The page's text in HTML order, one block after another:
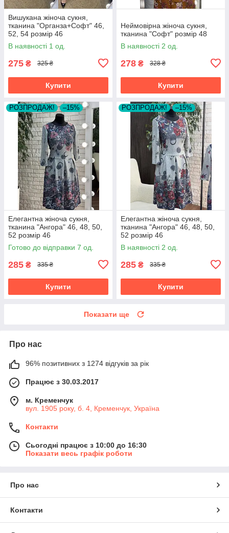
Вишукана жіноча сукня,
тканина "Органза+Софт" 46,
52, 54 розмір 46
В наявності 1 од.
275 ₴ 325 ₴
Купити
Неймовірна жіноча сукня,
тканина "Софт" розмір 48
В наявності 2 од.
278 ₴ 328 ₴
Купити
РОЗПРОДАЖ! –15%
Елегантна жіноча сукня,
тканина "Ангора" 46, 48, 50,
52 розмір 46
Готово до відправки 7 од.
285 ₴ 335 ₴
Купити
РОЗПРОДАЖ! –15%
Елегантна жіноча сукня,
тканина "Ангора" 46, 48, 50,
52 розмір 46
В наявності 2 од.
285 ₴ 335 ₴
Купити
Показати ще
Про нас
96% позитивних з 1274 відгуків за рік
Працює з 30.03.2017
м. Кременчук
вул. 1905 року, б. 4, Кременчук, Україна
Контакти
Сьогодні працює з 10:00 до 16:30
Показати весь графік роботи
Про нас
Контакти